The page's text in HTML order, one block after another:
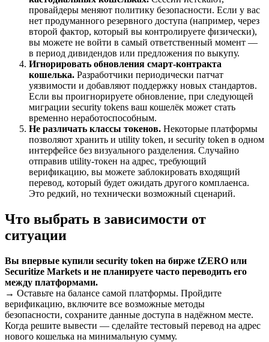
провайдеры меняют политику безопасности. Если у вас
нет продуманного резервного доступа (например, через
второй фактор, который вы контролируете физически),
вы можете не войти в самый ответственный момент —
в период дивидендов или предложения по выкупу.
Игнорировать обновления смарт-контракта
кошелька. Разработчики периодически патчат
уязвимости и добавляют поддержку новых стандартов.
Если вы проигнорируете обновление, при следующей
миграции security tokens ваш кошелёк может стать
временно неработоспособным.
Не различать классы токенов. Некоторые платформы
позволяют хранить и utility token, и security token в одном
интерфейсе без визуального разделения. Случайно
отправив utility-токен на адрес, требующий
верификацию, вы можете заблокировать входящий
перевод, который будет ожидать другого комплаенса.
Это редкий, но технически возможный сценарий.
Что выбрать в зависимости от
ситуации
Вы впервые купили security token на бирже tZERO или
Securitize Markets и не планируете часто переводить его
между платформами.
→ Оставьте на балансе самой платформы. Пройдите
верификацию, включите все возможные методы
безопасности, сохраните данные доступа в надёжном месте.
Когда решите вывести — сделайте тестовый перевод на адрес
нового кошелька на минимальную сумму.